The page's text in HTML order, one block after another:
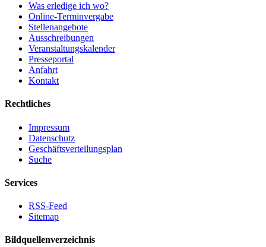
Was erledige ich wo?
Online-Terminvergabe
Stellenangebote
Ausschreibungen
Veranstaltungskalender
Presseportal
Anfahrt
Kontakt
Rechtliches
Impressum
Datenschutz
Geschäftsverteilungsplan
Suche
Services
RSS-Feed
Sitemap
Bildquellenverzeichnis